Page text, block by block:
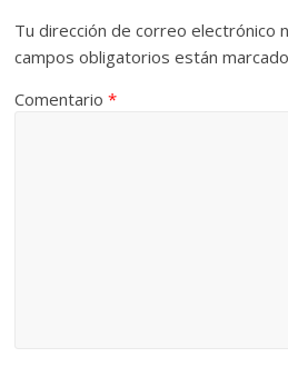
Tu dirección de correo electrónico
campos obligatorios están
Comentario*